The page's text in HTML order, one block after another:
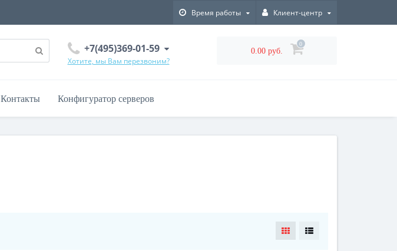
Время работы Клиент-центр
+7(495)369-01-59
Хотите, мы Вам перезвоним?
0.00 руб.
0
Контакты Конфигуратор серверов